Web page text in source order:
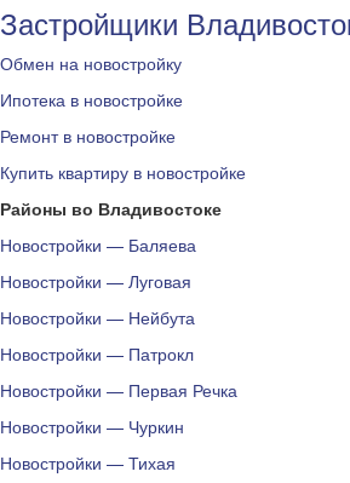
Застройщики
Обмен на новостройку
Ипотека в новостройке
Ремонт в новостройке
Купить квартиру в новостройке
Районы во Владивостоке
Новостройки — Баляева
Новостройки — Луговая
Новостройки — Нейбута
Новостройки — Патрокл
Новостройки — Первая Речка
Новостройки — Чуркин
Новостройки — Тихая